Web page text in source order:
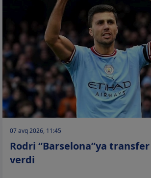
07 avq 2026, 11:45
Rodri “Barselona”ya transfer
verdi